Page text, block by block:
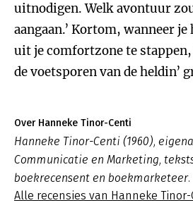
uitnodigen. Welk avontuur
aangaan.’ Kortom, wanneer
uit je comfortzone te stappen,
de voetsporen van de heldin’
Over Hanneke Tinor-Centi
Hanneke Tinor-Centi (1960),
Communicatie en Marketing,
boekrecensent en boekmarketeer.
Alle recensies van Hanneke Tinor-